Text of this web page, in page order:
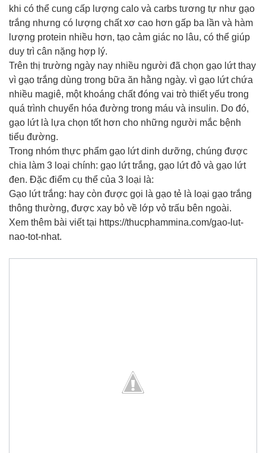
khi có thể cung cấp lượng calo và carbs tương tự như gạo
trắng nhưng có lượng chất xơ cao hơn gấp ba lần và hàm
lượng protein nhiều hơn, tạo cảm giác no lâu, có thể giúp
duy trì cân nặng hợp lý.
Trên thị trường ngày nay nhiều người đã chọn gạo lứt thay
vì gạo trắng dùng trong bữa ăn hằng ngày. vì gạo lứt chứa
nhiều magiê, một khoáng chất đóng vai trò thiết yếu trong
quá trình chuyển hóa đường trong máu và insulin. Do đó,
gạo lứt là lựa chọn tốt hơn cho những người mắc bệnh
tiểu đường.
Trong nhóm thực phẩm gạo lứt dinh dưỡng, chúng được
chia làm 3 loại chính: gạo lứt trắng, gạo lứt đỏ và gạo lứt
đen. Đặc điểm cụ thể của 3 loại là:
Gạo lứt trắng: hay còn được gọi là gạo tẻ là loại gạo trắng
thông thường, được xay bỏ về lớp vỏ trấu bên ngoài.
Xem thêm bài viết tại https://thucphammina.com/gao-lut-
nao-tot-nhat.